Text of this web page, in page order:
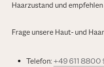
Haarzustand und
Frage unsere Haut- und
Telefon: +49 611 8800